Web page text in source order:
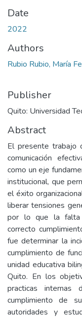
Date
2022
Authors
Rubio Rubio, María
Publisher
Quito: Universidad
Abstract
El presente trabajo
comunicación
como un eje
institucional, que
el éxito
liberar tensiones
por lo que la falta
correcto
fue determinar la
cumplimiento de
unidad educativa
Quito. En los
practicas internas
cumplimiento de
autoridades y